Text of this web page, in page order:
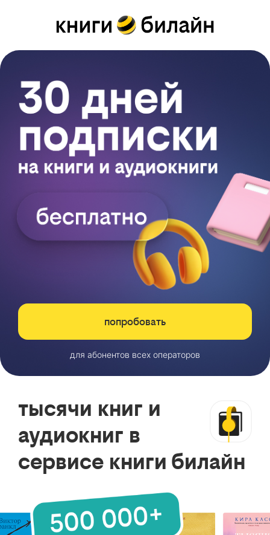
попробовать
для абонентов всех операторов
тысячи книг и
аудиокниг в
сервисе книги билайн